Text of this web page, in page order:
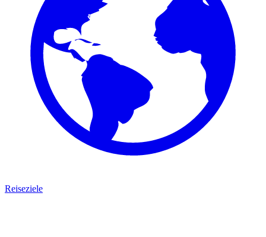
Reiseziele